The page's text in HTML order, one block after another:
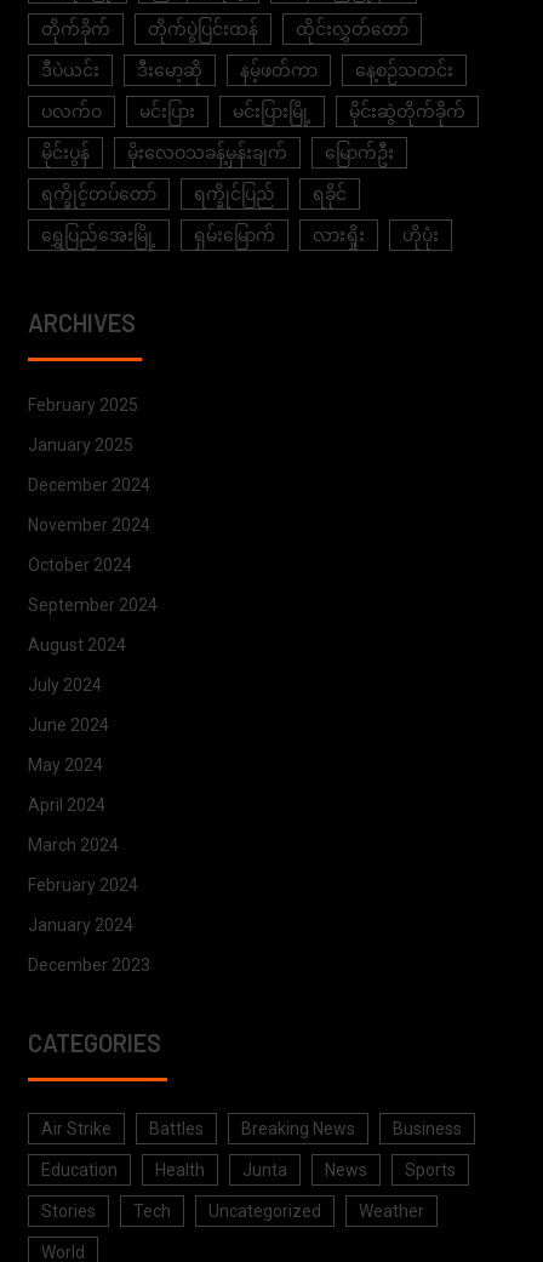
တိုက်ခိုက် တိုက်ပွဲပြင်းထန် ထိုင်းလွှတ်တော်
ဒီပဲယင်း ဒီးမော့ဆို နမ့်ဖတ်ကာ နေ့စဉ်သတင်း
ပလက်ဝ မင်းပြား မင်းပြားမြို့ မိုင်းဆွဲတိုက်ခိုက်
မိုင်းပွန် မိုးလေဝသခန့်မှန်းချက် မြောက်ဦး
ရက္ခိုင့်တပ်တော် ရက္ခိုင်ပြည် ရခိုင်
ရွှေပြည်အေးမြို့ ရှမ်းမြောက် လားရှိုး ဟိုပုံး
ARCHIVES
February 2025
January 2025
December 2024
November 2024
October 2024
September 2024
August 2024
July 2024
June 2024
May 2024
April 2024
March 2024
February 2024
January 2024
December 2023
CATEGORIES
Air Strike Battles Breaking News Business
Education Health Junta News Sports
Stories Tech Uncategorized Weather
World